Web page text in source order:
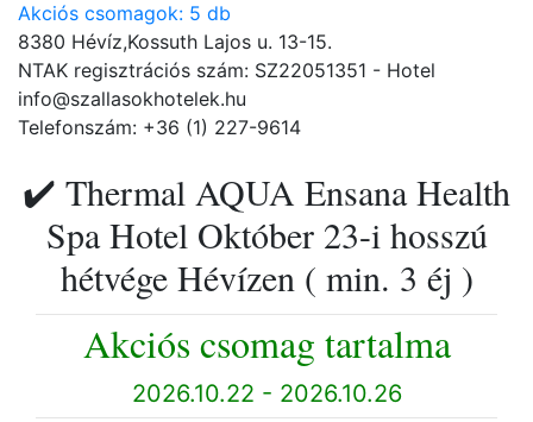
Akciós csomagok: 5 db
8380 Hévíz,Kossuth Lajos u. 13-15.
NTAK regisztrációs szám: SZ22051351 - Hotel
info@szallasokhotelek.hu
Telefonszám: +36 (1) 227-9614
✔️ Thermal AQUA Ensana Health
Spa Hotel Október 23-i hosszú
hétvége Hévízen ( min. 3 éj )
Akciós csomag tartalma
2026.10.22 - 2026.10.26